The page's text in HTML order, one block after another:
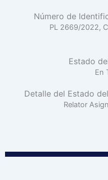
Número de
PL 2669/2022,
Estado
En
Detalle del Estado
Relator